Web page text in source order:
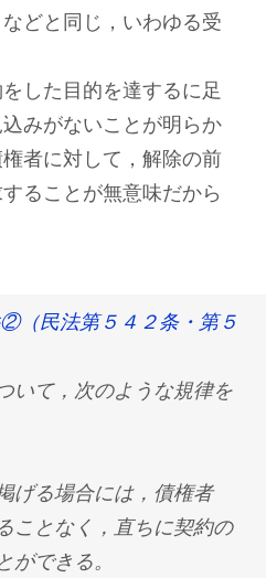
どと同じ，いわゆる受
した目的を達するに足
みがないことが明らか
者に対して，解除の前
ることが無意味だから
（民法第５４２条・第５
いて，次のような規律を
げる場合には，債権者
ことなく，直ちに契約の
ができる。